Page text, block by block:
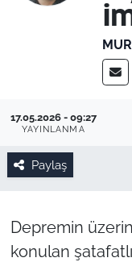
17.05.2026 - 09:27
YAYINLANMA
Paylaş
Depremin
konulan